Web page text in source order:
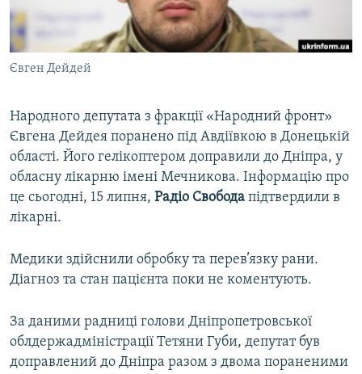
ВІДЕОУРОКИ «ELIFBE»
СВІДЧЕННЯ ОКУПАЦІЇ
УКРАЇНСЬКА ПРОБЛЕМА КРИМУ
Русский
Qırımtatar
Усі сайти RFE/RL
Євген Дейдей
Народного депутата з фракції «Народний фронт»
Євгена Дейдея поранено під Авдіївкою в Донецькій
області. Його гелікоптером доправили до Дніпра, у
обласну лікарню імені Мечникова. Інформацію про
це сьогодні, 15 липня, Радіо Свобода підтвердили в
лікарні.
Медики здійснили обробку та перев’язку рани.
Діагноз та стан пацієнта поки не коментують.
За даними радниці голови Дніпропетровської
облдержадміністрації Тетяни Губи, депутат був
доправлений до Дніпра разом з двома пораненими